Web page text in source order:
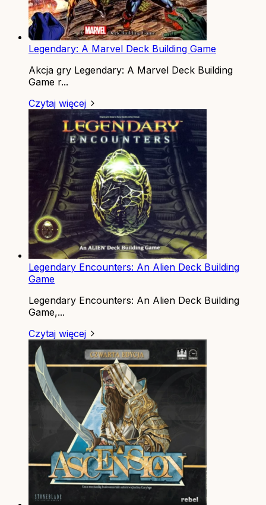
Legendary: A Marvel Deck Building Game
Akcja gry Legendary: A Marvel Deck Building
Game r...
Czytaj więcej
Legendary Encounters: An Alien Deck Building
Game
Legendary Encounters: An Alien Deck Building
Game,...
Czytaj więcej